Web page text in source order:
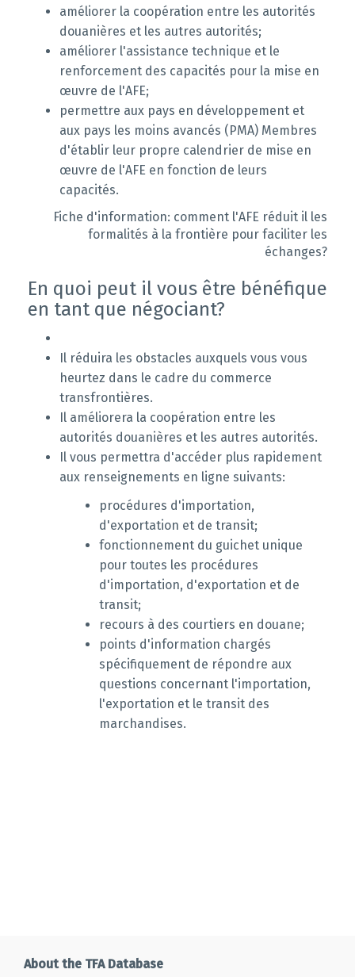
améliorer la coopération entre les autorités
douanières et les autres autorités;
améliorer l'assistance technique et le
renforcement des capacités pour la mise en
œuvre de l'AFE;
permettre aux pays en développement et
aux pays les moins avancés (PMA) Membres
d'établir leur propre calendrier de mise en
œuvre de l'AFE en fonction de leurs
capacités.
Fiche d'information: comment l'AFE réduit il les
formalités à la frontière pour faciliter les
échanges?
En quoi peut il vous être bénéfique
en tant que négociant?
Il réduira les obstacles auxquels vous vous
heurtez dans le cadre du commerce
transfrontières.
Il améliorera la coopération entre les
autorités douanières et les autres autorités.
Il vous permettra d'accéder plus rapidement
aux renseignements en ligne suivants:
procédures d'importation,
d'exportation et de transit;
fonctionnement du guichet unique
pour toutes les procédures
d'importation, d'exportation et de
transit;
recours à des courtiers en douane;
points d'information chargés
spécifiquement de répondre aux
questions concernant l'importation,
l'exportation et le transit des
marchandises.
About the TFA Database